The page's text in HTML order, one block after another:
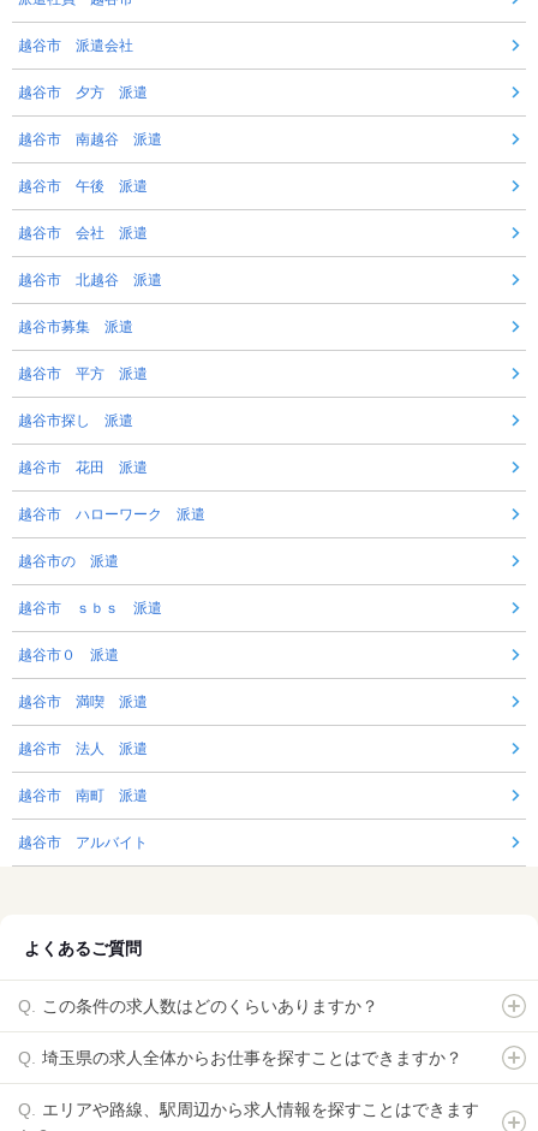
越谷市 派遣会社
越谷市 夕方 派遣
越谷市 南越谷 派遣
越谷市 午後 派遣
越谷市 会社 派遣
越谷市 北越谷 派遣
越谷市募集 派遣
越谷市 平方 派遣
越谷市探し 派遣
越谷市 花田 派遣
越谷市 ハローワーク 派遣
越谷市の 派遣
越谷市 ｓｂｓ 派遣
越谷市０ 派遣
越谷市 満喫 派遣
越谷市 法人 派遣
越谷市 南町 派遣
越谷市 アルバイト
よくあるご質問
この条件の求人数はどのくらいありますか？
埼玉県の求人全体からお仕事を探すことはできますか？
エリアや路線、駅周辺から求人情報を探すことはできます